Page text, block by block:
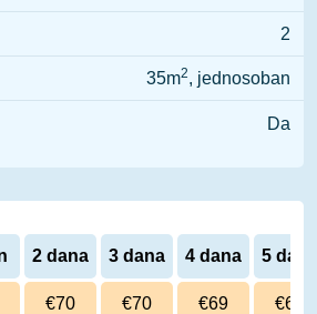
2
35m2, jednosoban
Da
2 dana 3 dana 4 dana 5 dana
€70 €70 €69 €68